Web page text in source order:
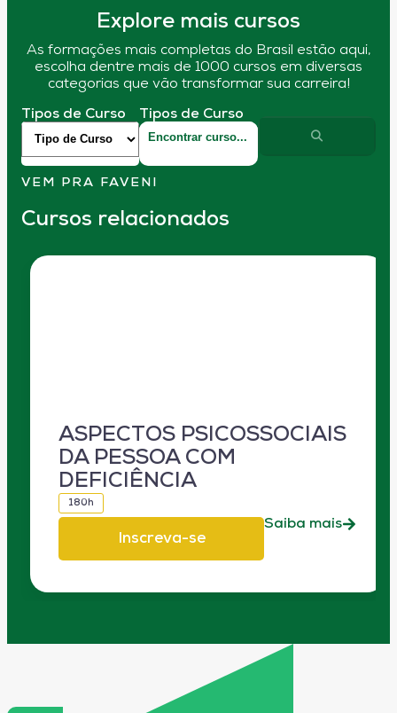
Explore mais cursos
As formações mais completas do Brasil estão aqui,
escolha dentre mais de 1000 cursos em diversas
categorias que vão transformar sua carreira!
Tipos de Curso Tipos de Curso
VEM PRA FAVENI
Cursos relacionados
ASPECTOS PSICOSSOCIAIS
DA PESSOA COM
DEFICIÊNCIA
180h
Inscreva-se
Saiba mais